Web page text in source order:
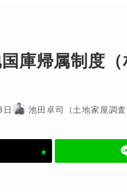
庫帰属制度
池田卓司（土地家屋調査